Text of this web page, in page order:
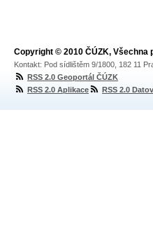
Copyright © 2010 ČÚZK, Všechna
Kontakt: Pod sídlištěm 9/1800, 182 11
RSS 2.0 Geoportál ČÚZK
RSS 2.0 Aplikace
RSS 2.0